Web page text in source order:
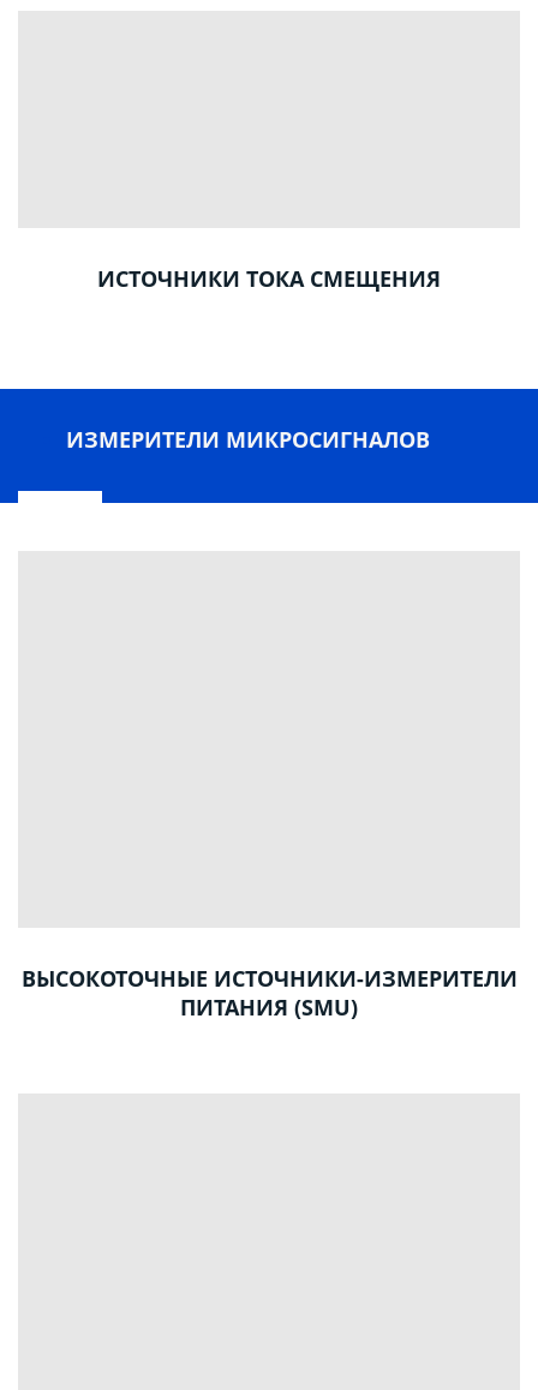
ИСТОЧНИКИ ТОКА СМЕЩЕНИЯ
ИЗМЕРИТЕЛИ МИКРОСИГНАЛОВ
ВЫСОКОТОЧНЫЕ ИСТОЧНИКИ-ИЗМЕРИТЕЛИ
ПИТАНИЯ (SMU)